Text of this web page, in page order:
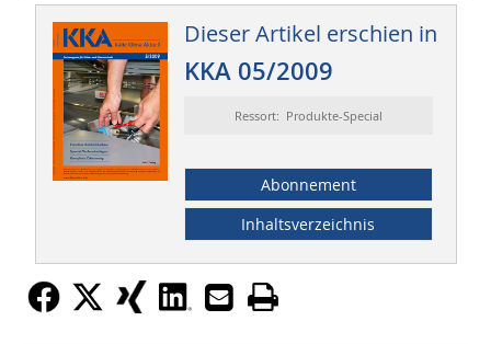
Dieser Artikel erschien in
KKA 05/2009
Ressort: Produkte-Special
Abonnement
Inhaltsverzeichnis